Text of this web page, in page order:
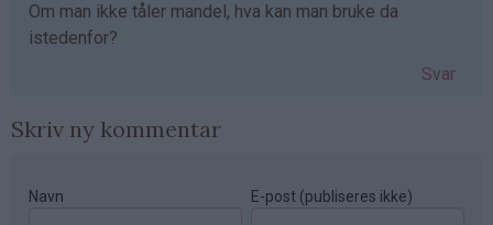
Om man ikke tåler mandel, hva kan man bruke da
istedenfor?
Svar
Skriv ny kommentar
Navn E-post (publiseres ikke)